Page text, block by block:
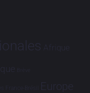
Afrique
Brève
France-Brésil Europe